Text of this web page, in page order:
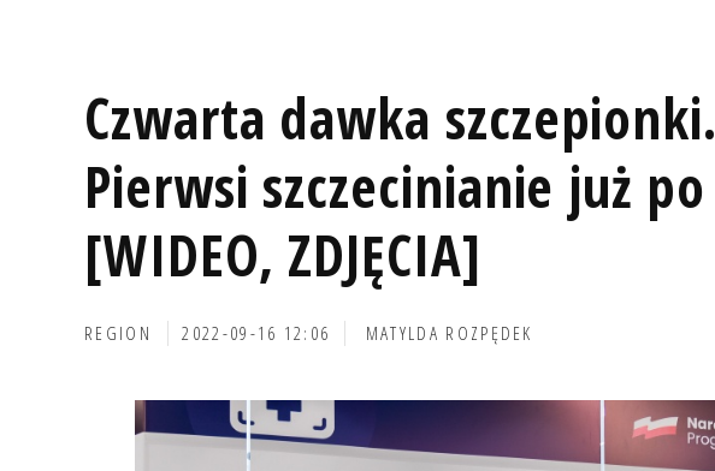
Czwarta dawka szczepionki.
Pierwsi szczecinianie już po
[WIDEO, ZDJĘCIA]
REGION 2022-09-16 12:06 MATYLDA ROZPĘDEK